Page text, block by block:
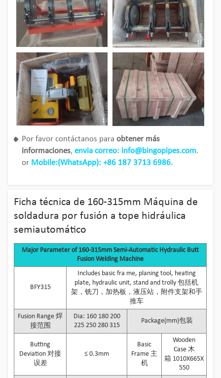
Por favor contáctanos paraobtener más
informaciones,envia correo: info@bingopipes.com.
or Mobile:(WhatsApp): +86 187 3713 6986.
Ficha técnica de 160-315mm Máquina de
soldadura por fusión a tope hidráulica
semiautomático
Major Parameter of 160-315mm Semi-Automatic Hydraulic Butt
Fusion Welding Machine
BFY315
Includes basic fra me, planing tool, heating
plate, hydraulic unit, stand and trolly 包括机
架，铣刀，加热板，液压站，附件支架和手
推车
Fusion Range 焊
接范围
Dia: 160 180 200
225 250 280 315
Package(mm)包装
Butting
Deviation 对接
误差
≤ 0.3mm
Basic
Frame 主
机
Wooden
Case 木
箱 1010X665X
550